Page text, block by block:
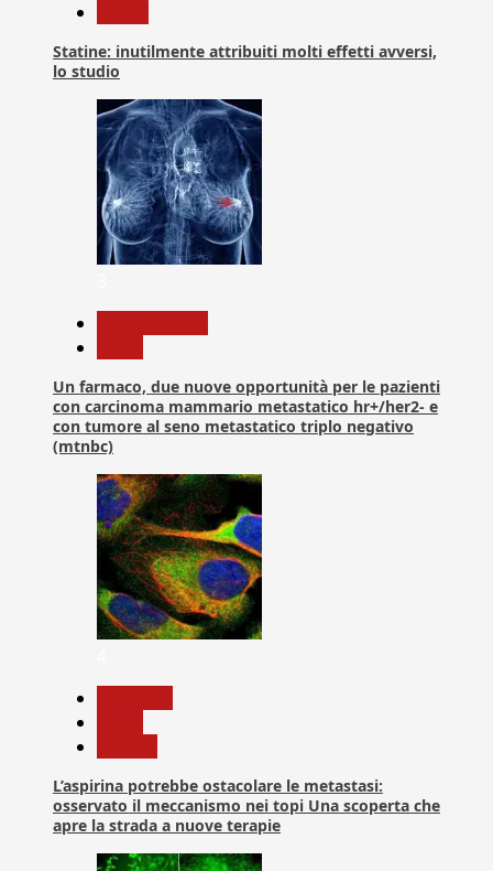
Statine: inutilmente attribuiti molti effetti avversi,
lo studio
Un farmaco, due nuove opportunità per le pazienti
con carcinoma mammario metastatico hr+/her2- e
con tumore al seno metastatico triplo negativo
(mtnbc)
L’aspirina potrebbe ostacolare le metastasi:
osservato il meccanismo nei topi Una scoperta che
apre la strada a nuove terapie